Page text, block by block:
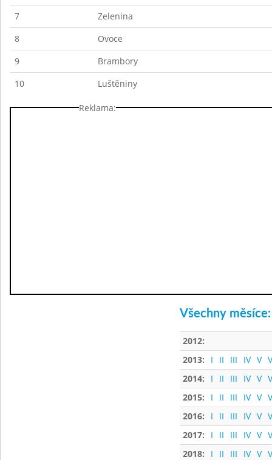
7
Zelenina
8
Ovoce
9
Brambory
10
Luštěniny
Reklama:
Všechny měsíce:
2012:
2013:
I II III IV V
2014:
I II III IV V
2015:
I II III IV V
2016:
I II III IV V
2017:
I II III IV V
2018:
I II III IV V